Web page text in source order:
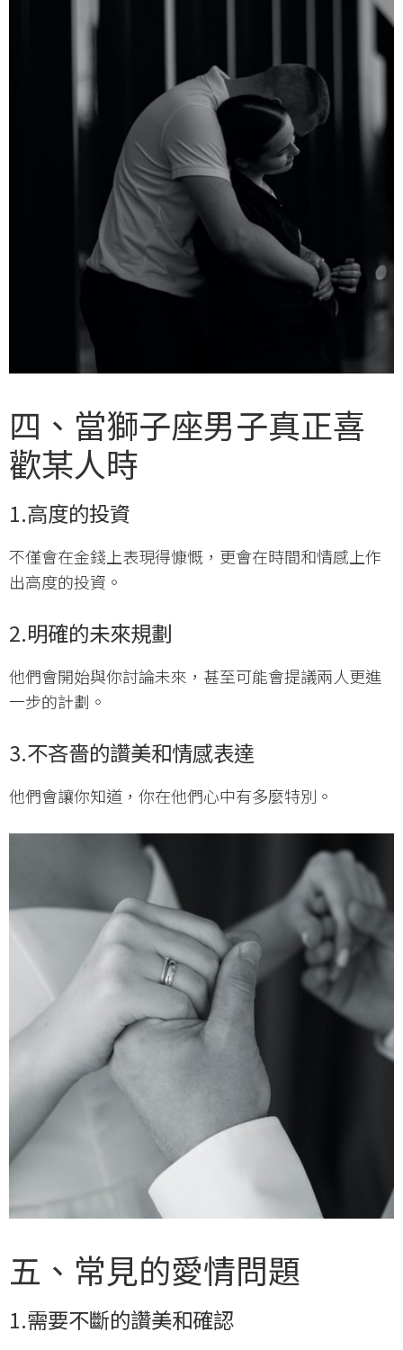
四、當獅子座男子真正喜
歡某人時
1.高度的投資
不僅會在金錢上表現得慷慨，更會在時間和情感上作
出高度的投資。
2.明確的未來規劃
他們會開始與你討論未來，甚至可能會提議兩人更進
一步的計劃。
3.不吝嗇的讚美和情感表達
他們會讓你知道，你在他們心中有多麼特別。
五、常見的愛情問題
1.需要不斷的讚美和確認